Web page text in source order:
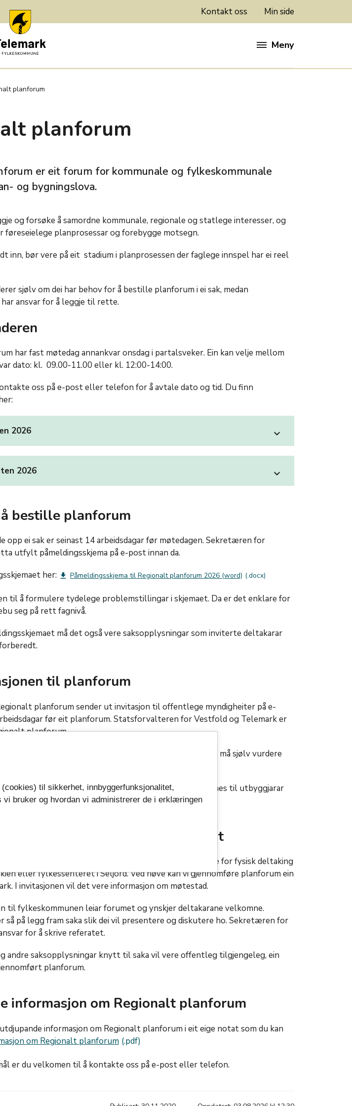
Kontakt oss Min side
Meny
planforum
planforum
er eit forum for kommunale og fylkeskommunale
og bygningslova.
og forsøke å samordne kommunale, regionale og statlege interesser, og
føreseielege planprosessar og forebygge motsegn.
inn, bør vere på eit stadium i planprosessen der faglege innspel har ei reel
sjølv om dei har behov for å bestille planforum i ei sak, medan
ansvar for å leggje til rette.
har fast møtedag annankvar onsdag i partalsveker. Ein kan velje mellom
dato: kl. 09.00-11.00 eller kl. 12:00-14:00.
oss på e-post eller telefon for å avtale dato og tid. Du finn
2026 expand_more
2026 expand_more
bestille planforum
opp ei sak er seinast 14 arbeidsdagar før møtedagen. Sekretæren for
utfylt påmeldingsskjema på e-post innan da.
her: get_app Påmeldingsskjema til Regionalt planforum 2026 (word)
til å formulere tydelege problemstillingar i skjemaet. Da er det enklare for
seg på rett fagnivå.
må det også vere saksopplysningar som inviterte deltakarar
til planforum
planforum sender ut invitasjon til offentlege myndigheiter på e-
før eit planforum. Statsforvalteren for Vestfold og Telemark er
planforum.
blir kalla inn etter beste skjønn, og representantane må sjølv vurdere
for å sende møteinnkallinga vidare internt og til dømes til utbyggjarar
kan delta.
Regionalt planforum gjennomført
gjennomført digitalt via Teams, men vi legg og til rette for fysisk deltaking
eller fylkessenteret i Seljord. Ved høve kan vi gjennomføre planforum ein
I invitasjonen vil det vere informasjon om møtestad.
til fylkeskommunen leiar forumet og ynskjer deltakarane velkomne.
så på legg fram saka slik dei vil presentere og diskutere ho. Sekretæren for
for å skrive referatet.
andre saksopplysningar knytt til saka vil vere offentleg tilgjengeleg, ein
planforum.
informasjon om Regionalt planforum
informasjon om Regionalt planforum i eit eige notat som du kan
om Regionalt planforum
er du velkomen til å kontakte oss på e-post eller telefon.
til sikkerhet, innbyggerfunksjonalitet,
bruker og hvordan vi administrerer de i erklæringen